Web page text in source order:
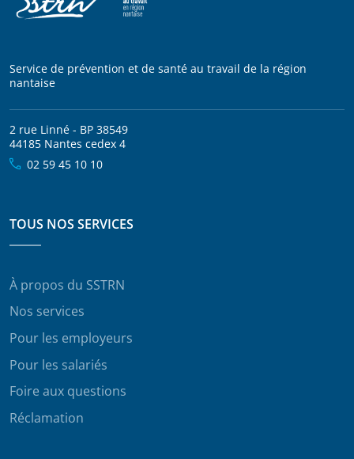
Service de prévention et de santé au travail de la région
nantaise
2 rue Linné - BP 38549
44185 Nantes cedex 4
02 59 45 10 10
TOUS NOS SERVICES
À propos du SSTRN
Nos services
Pour les employeurs
Pour les salariés
Foire aux questions
Réclamation